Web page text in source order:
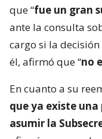
que “fue un gran
ante la consulta
cargo si la
él, afirmó que “no
En cuanto a su
que ya existe
asumir la